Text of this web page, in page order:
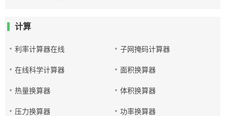
计算
利率计算器在线 子网掩码计算器
在线科学计算器 面积换算器
热量换算器 体积换算器
压力换算器 功率换算器